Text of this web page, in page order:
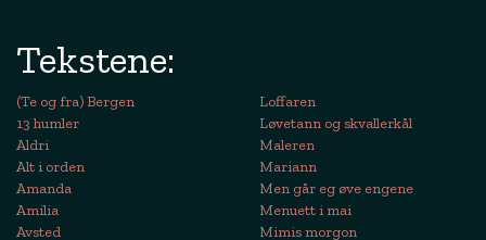
Tekstene:
(Te og fra) Bergen
13 humler
Aldri
Alt i orden
Amanda
Amilia
Avsted
Loffaren
Løvetann og skvallerkål
Maleren
Mariann
Men går eg øve engene
Menuett i mai
Mimis morgon